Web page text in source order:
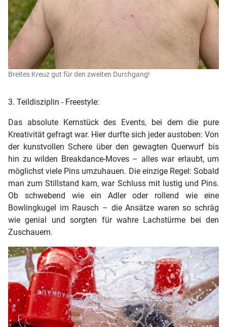
Breites Kreuz gut für den zweiten Durchgang!
3. Teildisziplin - Freestyle:
Das absolute Kernstück des Events, bei dem die pure
Kreativität gefragt war. Hier durfte sich jeder austoben: Von
der kunstvollen Schere über den gewagten Querwurf bis
hin zu wilden Breakdance-Moves – alles war erlaubt, um
möglichst viele Pins umzuhauen. Die einzige Regel: Sobald
man zum Stillstand kam, war Schluss mit lustig und Pins.
Ob schwebend wie ein Adler oder rollend wie eine
Bowlingkugel im Rausch – die Ansätze waren so schräg
wie genial und sorgten für wahre Lachstürme bei den
Zuschauern.